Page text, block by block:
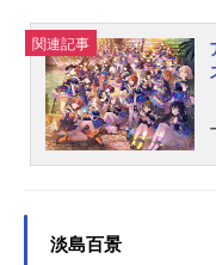
関連記事
淡島百景